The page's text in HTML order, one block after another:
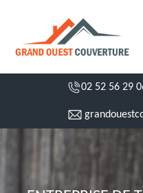
02 52 56 29